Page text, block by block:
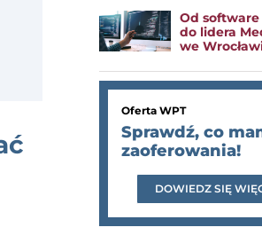
Od software
do lidera
we
Oferta WPT
Sprawdź, co
zaoferowania!
DOWIEDZ SIĘ